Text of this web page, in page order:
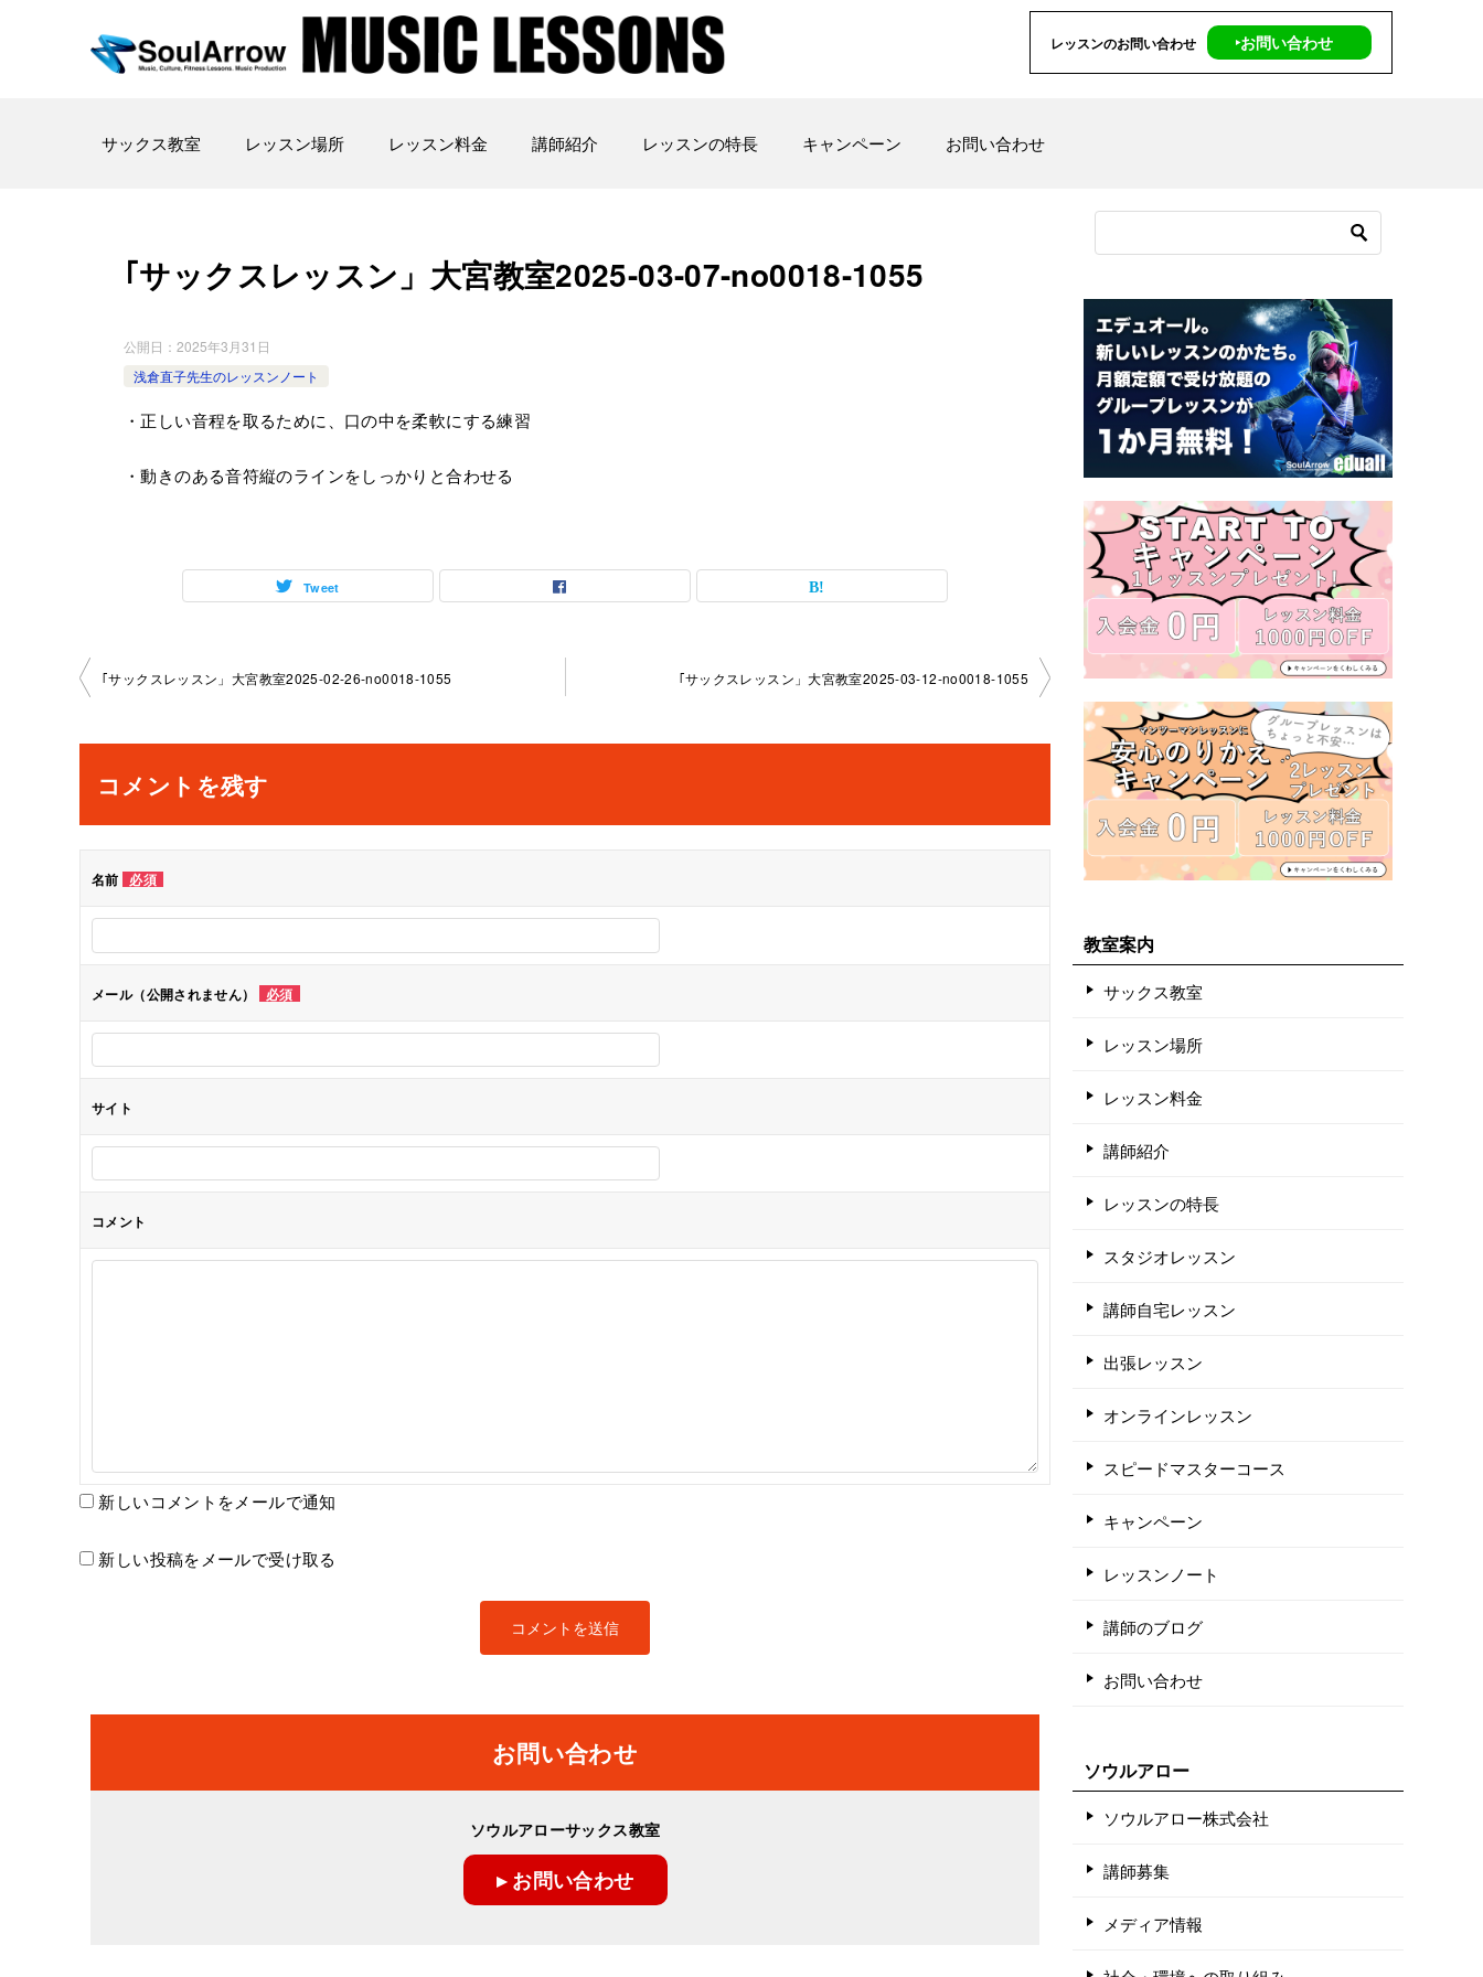
レッスンのお問い合わせ ‣お問い合わせ
サックス教室 レッスン場所 レッスン料金 講師紹介 レッスンの特長 キャンペーン お問い合わせ
｢サックスレッスン」大宮教室2025-03-07-­no0018-­1055
公開日： 2025年3月31日
浅倉直子先生のレッスンノート
・正しい音程を取るために、口の中を柔軟にする練習
・動きのある音符縦のラインをしっかりと合わせる
Tweet
投
ナ
ビ
ゲ
ー
シ
ョ
｢サックスレッスン」大宮教室2025-02-26-­no0018-­1055 ｢サックスレッスン」大宮教室2025-03-12-­no0018-­1055
コメントを残す
名前 必須
メール（公開されません） 必須
サイト
コメント
新しいコメントをメールで通知
新しい投稿をメールで受け取る
お問い合わせ
ソウルアローサックス教室
▸ お問い合わせ
教室案内
サックス教室
レッスン場所
レッスン料金
講師紹介
レッスンの特長
スタジオレッスン
講師自宅レッスン
出張レッスン
オンラインレッスン
スピードマスターコース
キャンペーン
レッスンノート
講師のブログ
お問い合わせ
ソウルアロー
ソウルアロー株式会社
講師募集
メディア情報